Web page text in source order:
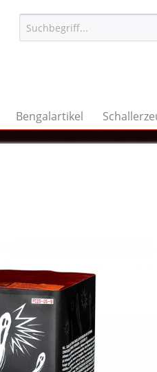
Bengalartikel